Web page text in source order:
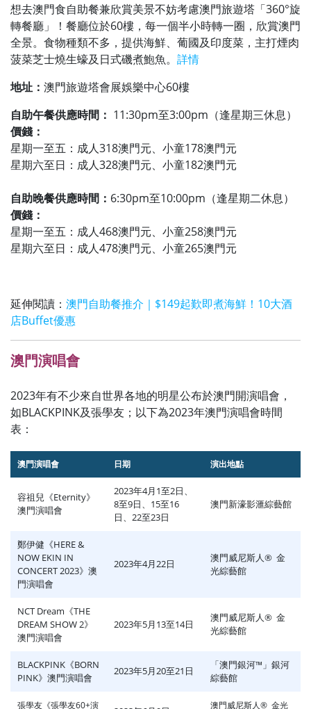
想去澳門食自助餐兼欣賞美景不妨考慮澳門旅遊塔「360°旋
轉餐廳」！餐廳位於60樓，每一個半小時轉一圈，欣賞澳門
全景。食物種類不多，提供海鮮、葡國及印度菜，主打煙肉
菠菜芝士燒生蠔及日式磯煮鮑魚。 詳情
地址： 澳門旅遊塔會展娛樂中心60樓
自助午餐供應時間： 11:30pm至3:00pm（逢星期三休息）
價錢：
星期一至五：成人318澳門元、小童178澳門元
星期六至日：成人328澳門元、小童182澳門元
自助晚餐供應時間： 6:30pm至10:00pm（逢星期二休息）
價錢：
星期一至五：成人468澳門元、小童258澳門元
星期六至日：成人478澳門元、小童265澳門元
延伸閱讀： 澳門自助餐推介｜$149起歎即煮海鮮！10大酒
店Buffet優惠
澳門演唱會
2023年有不少來自世界各地的明星公布於澳門開演唱會，
如BLACKPINK及張學友；以下為2023年澳門演唱會時間
表：
澳門演唱會 日期 演出地點
容祖兒《Eternity》
澳門演唱會
2023年4月1至2日、
8至9日、15至16
日、22至23日
澳門新濠影滙綜藝館
鄭伊健《HERE &
NOW EKIN IN
CONCERT 2023》澳
門演唱會
2023年4月22日
澳門威尼斯人® 金
光綜藝館
NCT Dream《THE
DREAM SHOW 2》
澳門演唱會
2023年5月13至14日
澳門威尼斯人® 金
光綜藝館
BLACKPINK《BORN
PINK》澳門演唱會
2023年5月20至21日
「澳門銀河™」銀河
綜藝館
張學友《張學友60+演 澳門威尼斯人® 金光